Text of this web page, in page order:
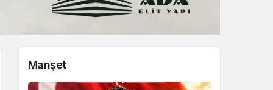
Gündüz Modu
Gündüz modunu seçin.
Manşet